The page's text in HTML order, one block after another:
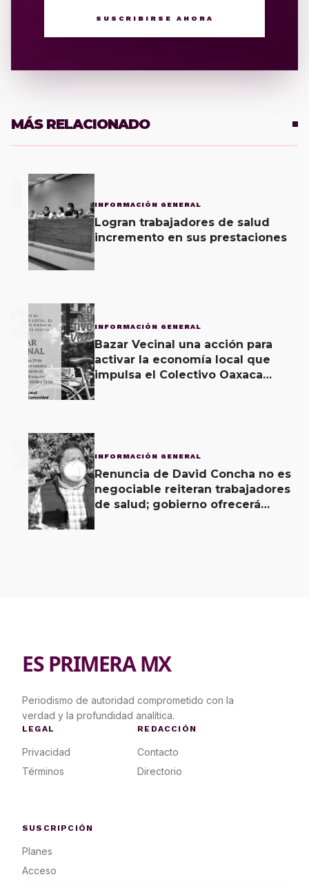
SUSCRIBIRSE AHORA
MÁS RELACIONADO
INFORMACIÓN GENERAL
Logran trabajadores de salud
incremento en sus prestaciones
2 INFORMACIÓN GENERAL
Bazar Vecinal una acción para
activar la economía local que
impulsa el Colectivo Oaxaca
3 INFORMACIÓN GENERAL
Renuncia de David Concha no es
negociable reiteran trabajadores
de salud; gobierno ofrecerá
ES PRIMERA MX
Periodismo de autoridad comprometido con la
verdad y la profundidad analítica.
LEGAL
Privacidad
Términos
REDACCIÓN
Contacto
Directorio
SUSCRIPCIÓN
Planes
Acceso